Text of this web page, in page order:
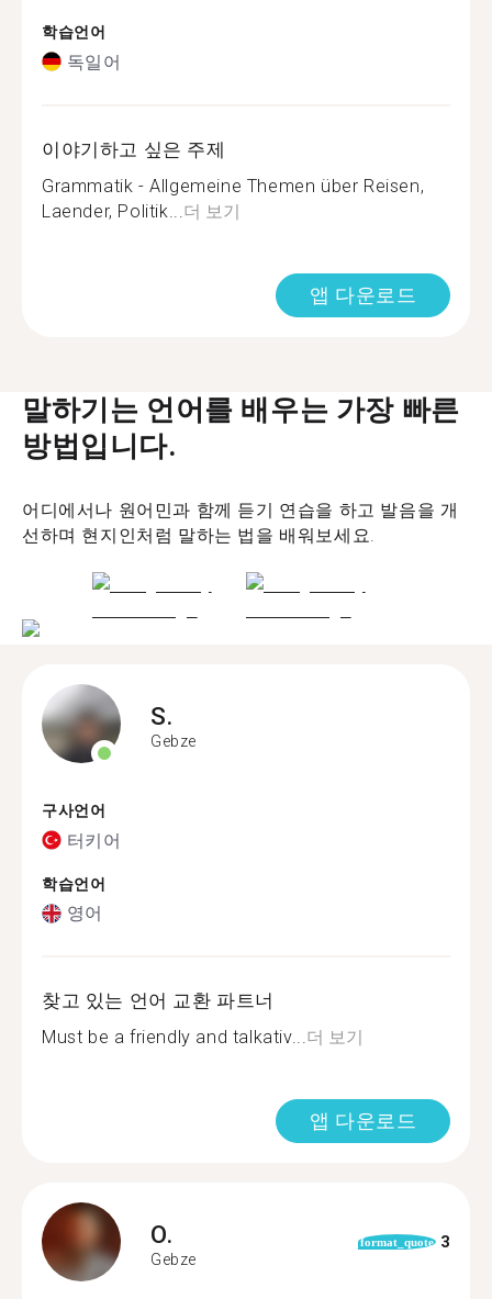
학습언어
독일어
이야기하고 싶은 주제
Grammatik - Allgemeine Themen über Reisen,
Laender, Politik... 더 보기
앱 다운로드
말하기는 언어를 배우는 가장 빠른
방법입니다.
어디에서나 원어민과 함께 듣기 연습을 하고 발음을 개
선하며 현지인처럼 말하는 법을 배워보세요.
S.
Gebze
구사언어
터키어
학습언어
영어
찾고 있는 언어 교환 파트너
Must be a friendly and talkativ...더 보기
앱 다운로드
O.
Gebze
format_quote 3